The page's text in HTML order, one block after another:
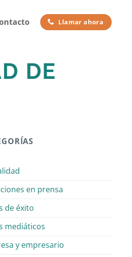
Llamar ahora
DE
en prensa
de éxito
mediáticos
y empresario